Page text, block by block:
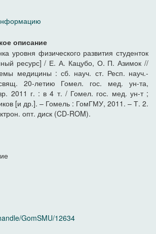
описание
уровня физического развития студенток
ресурс] / Е. А. Кацубо, О. П. Азимок //
медицины : сб. науч. ст. Респ. науч.-
20-летию Гомел. гос. мед. ун-та,
2011 г. : в 4 т. / Гомел. гос. мед. ун-т ;
[и др.]. – Гомель : ГомГМУ, 2011. – Т. 2.
опт. диск (CD-ROM).
GomSMU/12634